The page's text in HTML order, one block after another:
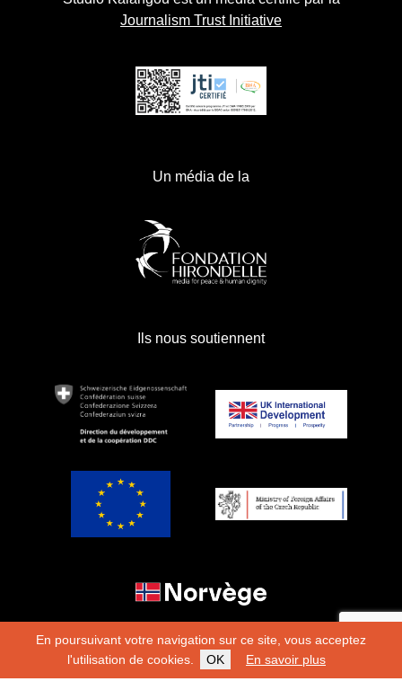
En poursuivant votre navigation sur ce site, vous acceptez
l'utilisation de cookies.
OK En savoir plus
Journalism Trust Initiative
Un média de la
Ils nous soutiennent